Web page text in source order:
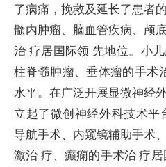
了病痛，挽救及延长了患者
髓内肿瘤、脑血管疾病、颅
治 疗居国际领 先地位。小
柱脊髓肿瘤、垂体瘤的手术
水平。在广泛开展显微神经
立起了微创神经外科技术平
导航手术、内窥镜辅助手术
激治 疗、癫痫的手术治 疗居